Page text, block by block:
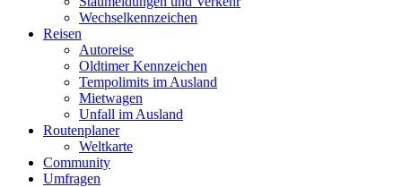
Wechselkennzeichen
Reisen
Autoreise
Oldtimer Kennzeichen
Tempolimits im Ausland
Mietwagen
Unfall im Ausland
Routenplaner
Weltkarte
Community
Umfragen